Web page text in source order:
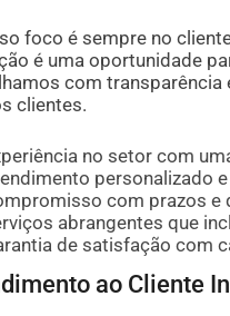
foco é sempre no
é uma oportunidade
com
clientes.
no setor com
personalizado
com prazos e
abrangentes que
de satisfação com
ao Cliente